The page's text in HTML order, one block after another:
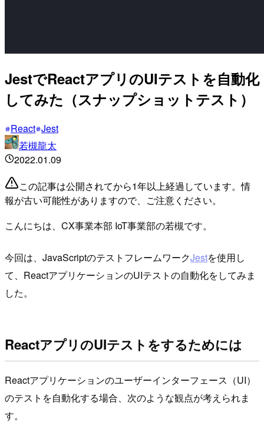
JestでReactアプリのUIテストを自動化
してみた（スナップショットテスト）
React Jest
若槻龍太
2022.01.09
この記事は公開されてから1年以上経過しています。情
報が古い可能性がありますので、ご注意ください。
こんにちは、CX事業本部 IoT事業部の若槻です。
今回は、JavaScriptのテストフレームワークJestを使用し
て、ReactアプリケーションのUIテストの自動化をしてみま
した。
ReactアプリのUIテストをするためには
Reactアプリケーションのユーザーインターフェース（UI）
のテストを自動化する場合、次のような観点が考えられま
す。